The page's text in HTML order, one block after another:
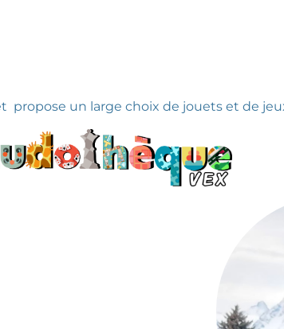
propose un large choix de jouets et de